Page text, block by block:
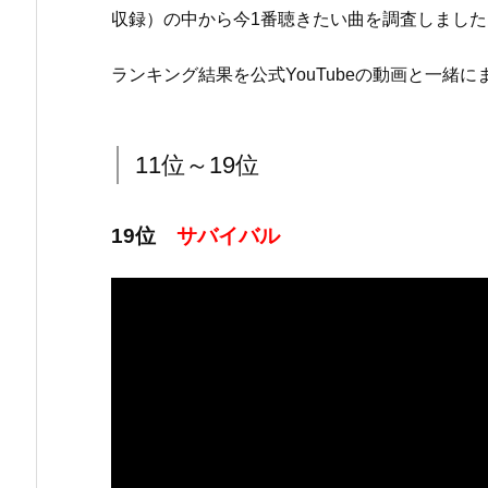
収録）の中から今1番聴きたい曲を調査しました
ランキング結果を公式YouTubeの動画と一緒に
11位～19位
19位 サバイバル